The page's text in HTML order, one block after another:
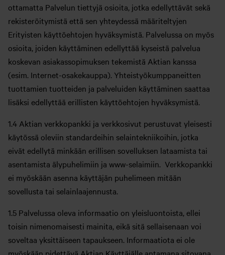
ottamatta Palvelun tiettyjä osioita, jotka edellyttävät sekä
rekisteröitymistä että sen yhteydessä määriteltyjen
Erityisten käyttöehtojen hyväksymistä. Palvelussa on myös
osioita, joiden käyttäminen edellyttää kyseistä palvelua
koskevan asiakassopimuksen tekemistä Aktian kanssa
(esim. Internet-osakekauppa). Yhteistyökumppaneitten
tuottamien tuotteiden ja palveluiden käyttäminen saattaa
lisäksi edellyttää erillisten käyttöehtojen hyväksymistä.
1.4 Aktian verkkopankki ja verkkosivut perustuvat yleisesti
käytössä oleviin standardeihin selaintekniikoihin, jotka
eivät edellytä minkään erillisen sovelluksen lataamista tai
asentamista älypuhelimiin ja www-selaimiin. Verkkopankki
ei myöskään asenna käyttäjän puhelimeen mitään
sovellusta tai selainlaajennusta.
1.5 Palvelussa oleva informaatio on yleisluontoista, ellei
toisin nimenomaisesti mainita, eikä sitä sellaisenaan voi
soveltaa yksittäiseen tapaukseen. Informaatiota ei ole